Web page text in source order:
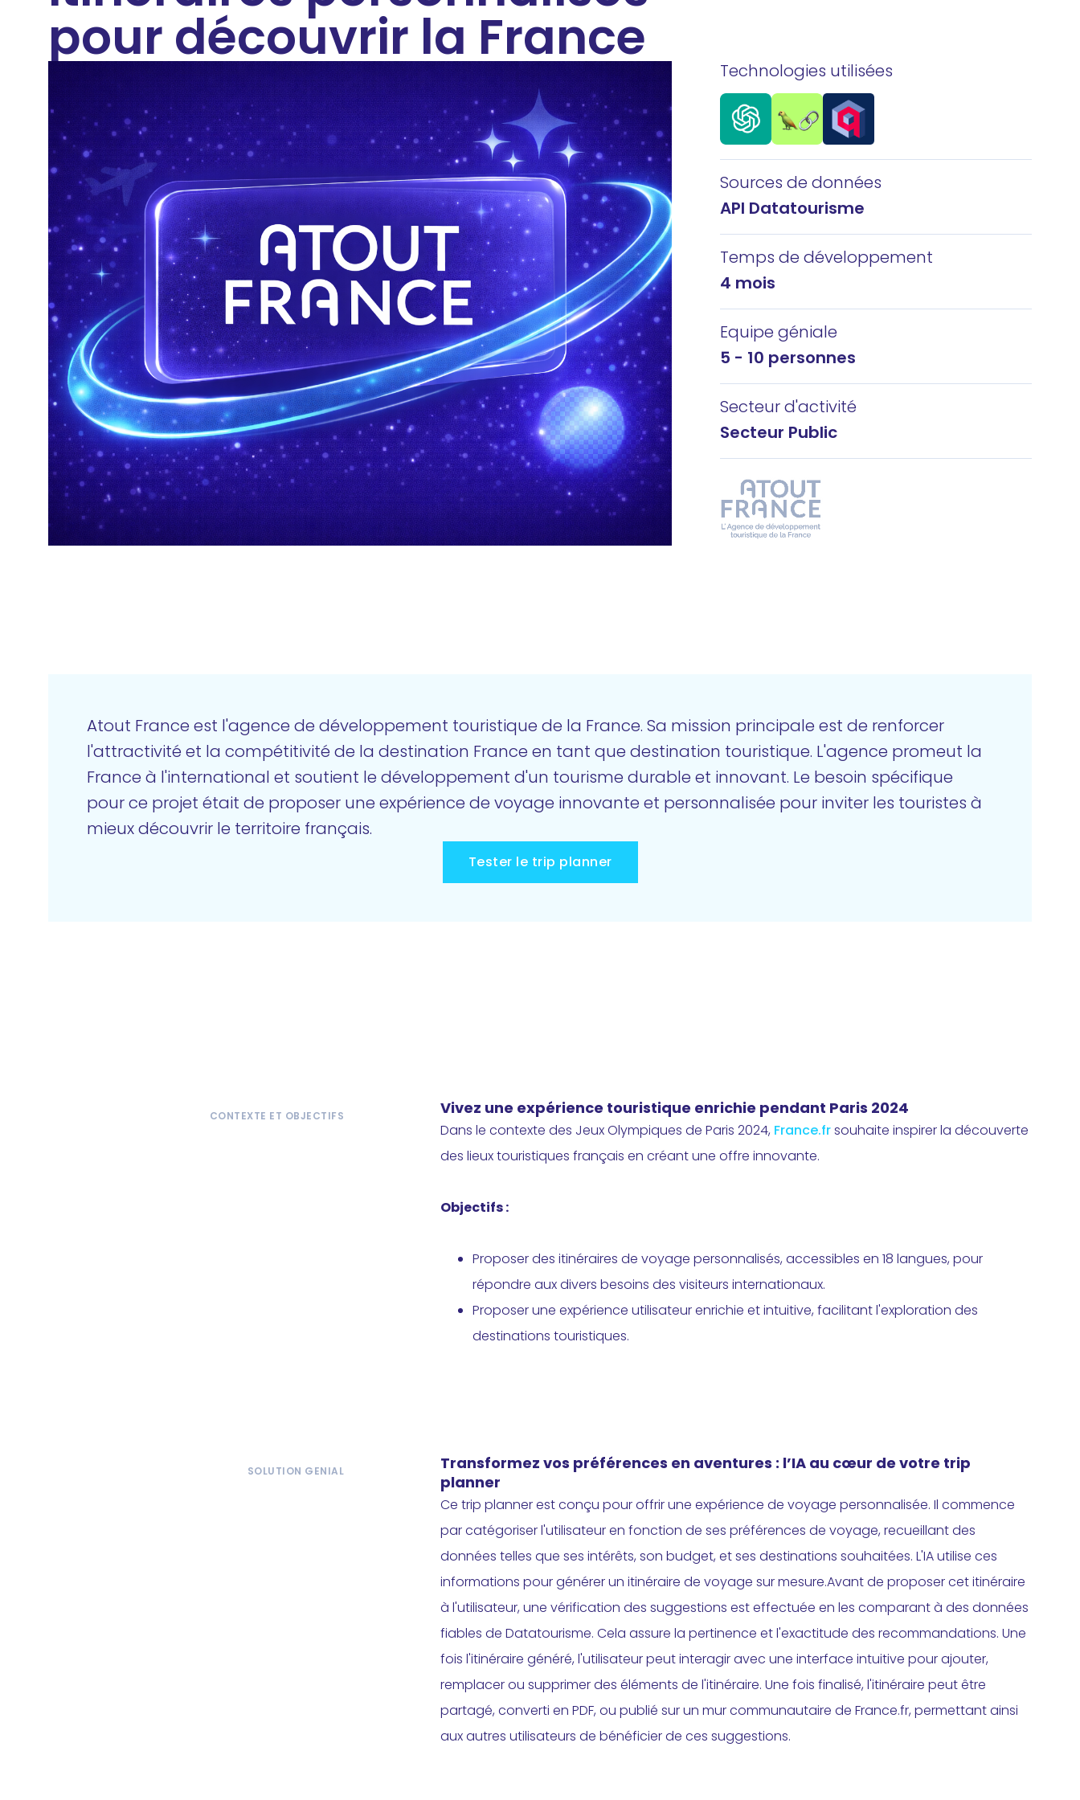
pour découvrir la France Technologies utilisées
Sources de données
API Datatourisme
Temps de développement
4 mois
Equipe géniale
5 - 10 personnes
Secteur d'activité
Secteur Public
Atout France est l'agence de développement touristique de la France. Sa mission principale est de renforcer
l'attractivité et la compétitivité de la destination France en tant que destination touristique. L'agence promeut la
France à l'international et soutient le développement d'un tourisme durable et innovant. Le besoin spécifique
pour ce projet était de proposer une expérience de voyage innovante et personnalisée pour inviter les touristes à
mieux découvrir le territoire français.
Tester le trip planner
CONTEXTE ET OBJECTIFS Vivez une expérience touristique enrichie pendant Paris 2024
Dans le contexte des Jeux Olympiques de Paris 2024, France.frsouhaite inspirer la découverte
des lieux touristiques français en créant une offre innovante.
Objectifs :
Proposer des itinéraires de voyage personnalisés, accessibles en 18 langues, pour
répondre aux divers besoins des visiteurs internationaux.
Proposer une expérience utilisateur enrichie et intuitive, facilitant l'exploration des
destinations touristiques.
SOLUTION GENIAL
Transformez vos préférences en aventures : l’IA au cœur de votre trip
planner
Ce trip planner est conçu pour offrir une expérience de voyage personnalisée. Il commence
par catégoriser l'utilisateur en fonction de ses préférences de voyage, recueillant des
données telles que ses intérêts, son budget, et ses destinations souhaitées. L'IA utilise ces
informations pour générer un itinéraire de voyage sur mesure.Avant de proposer cet itinéraire
à l'utilisateur, une vérification des suggestions est effectuée en les comparant à des données
fiables de Datatourisme. Cela assure la pertinence et l'exactitude des recommandations. Une
fois l'itinéraire généré, l'utilisateur peut interagir avec une interface intuitive pour ajouter,
remplacer ou supprimer des éléments de l'itinéraire. Une fois finalisé, l'itinéraire peut être
partagé, converti en PDF, ou publié sur un mur communautaire de France.fr, permettant ainsi
aux autres utilisateurs de bénéficier de ces suggestions.